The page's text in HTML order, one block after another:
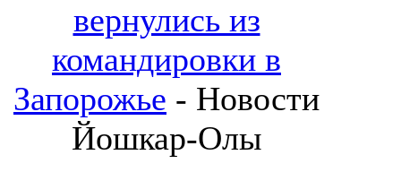
вернулись из
командировки в
Запорожье - Новости
Йошкар-Олы